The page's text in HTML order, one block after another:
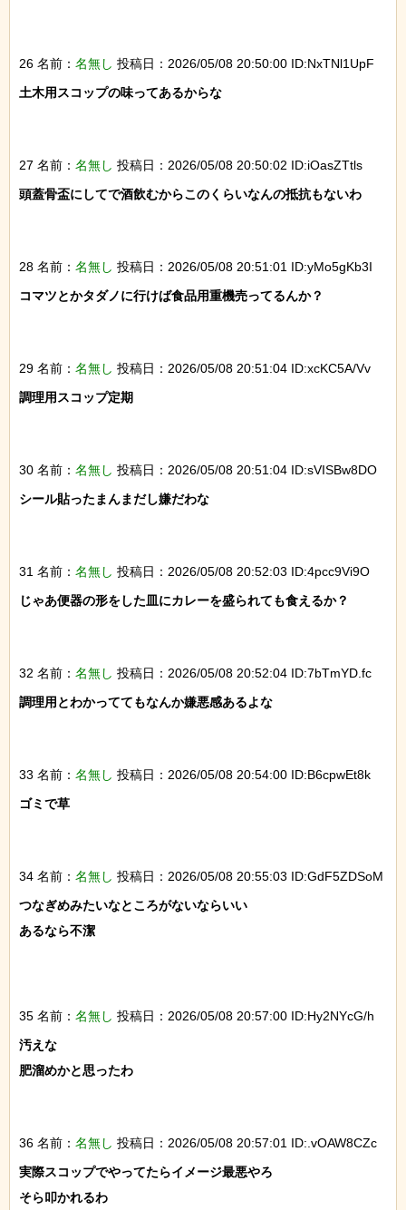
26 名前： 名無し 投稿日：2026/05/08 20:50:00 ID:NxTNl1UpF
土木用スコップの味ってあるからな
27 名前： 名無し 投稿日：2026/05/08 20:50:02 ID:iOasZTtls
頭蓋骨盃にしてで酒飲むからこのくらいなんの抵抗もないわ
28 名前： 名無し 投稿日：2026/05/08 20:51:01 ID:yMo5gKb3I
コマツとかタダノに行けば食品用重機売ってるんか？
29 名前： 名無し 投稿日：2026/05/08 20:51:04 ID:xcKC5A/Vv
調理用スコップ定期
30 名前： 名無し 投稿日：2026/05/08 20:51:04 ID:sVISBw8DO
シール貼ったまんまだし嫌だわな
31 名前： 名無し 投稿日：2026/05/08 20:52:03 ID:4pcc9Vi9O
じゃあ便器の形をした皿にカレーを盛られても食えるか？
32 名前： 名無し 投稿日：2026/05/08 20:52:04 ID:7bTmYD.fc
調理用とわかっててもなんか嫌悪感あるよな
33 名前： 名無し 投稿日：2026/05/08 20:54:00 ID:B6cpwEt8k
ゴミで草
34 名前： 名無し 投稿日：2026/05/08 20:55:03 ID:GdF5ZDSoM
つなぎめみたいなところがないならいい
あるなら不潔
35 名前： 名無し 投稿日：2026/05/08 20:57:00 ID:Hy2NYcG/h
汚えな
肥溜めかと思ったわ
36 名前： 名無し 投稿日：2026/05/08 20:57:01 ID:.vOAW8CZc
実際スコップでやってたらイメージ最悪やろ
そら叩かれるわ